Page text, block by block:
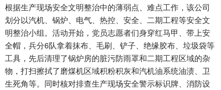
根据生产现场安全文明整治中的薄弱点、难点工作，该公司
划分以汽机、锅炉、电气、热控、安全、二期工程等安全文
明整治小组。活动开始，党员志愿者们身穿红马甲、带上安
全帽，兵分6队拿着抹布、毛刷、铲子、绝缘胶布、垃圾袋等
工具，先后清理了锅炉房的脏污防雨罩和二期工程区域的杂
物，打扫擦拭了磨煤机区域积粉积灰和汽机油系统油渍、卫
生死角等。同时核对排查生产现场安全警示标识牌、消防设